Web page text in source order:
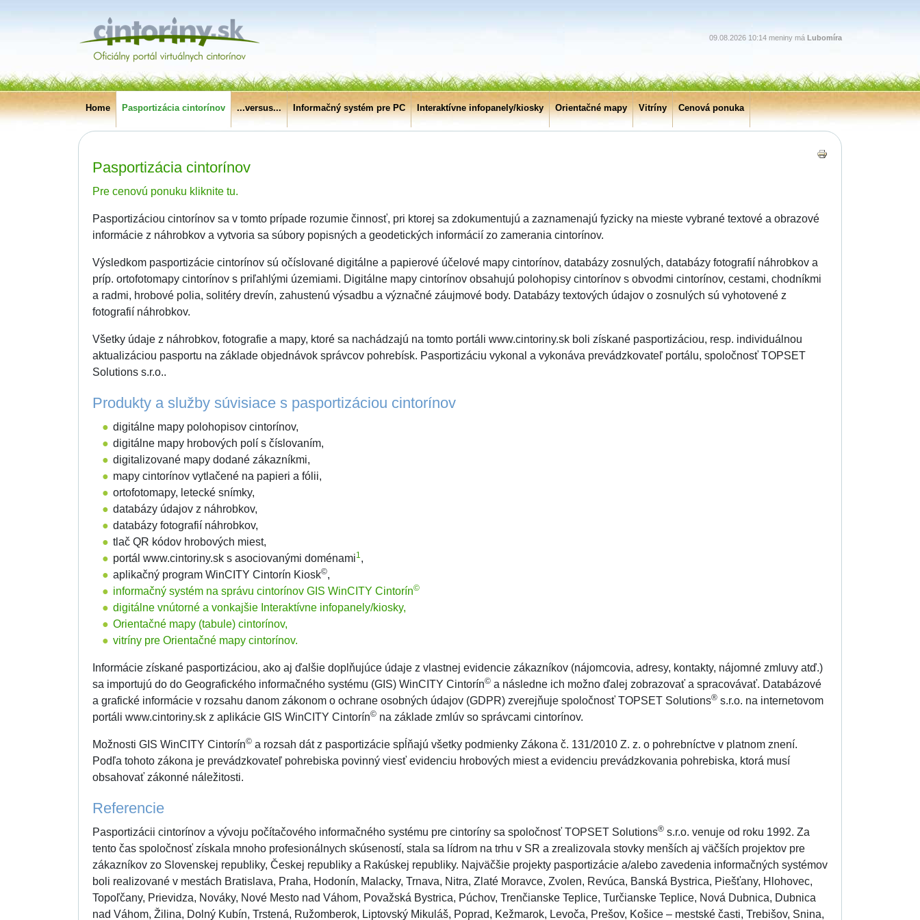
09.08.2026 10:14 meniny má Lubomíra
Home Pasportizácia cintorínov ...versus... Informačný systém pre PC Interaktívne infopanely/kiosky Orientačné mapy Vitríny Cenová ponuka
Pasportizácia cintorínov
Pre cenovú ponuku kliknite tu.
Pasportizáciou cintorínov sa v tomto prípade rozumie činnosť, pri ktorej sa zdokumentujú a zaznamenajú fyzicky na mieste vybrané textové a obrazové
informácie z náhrobkov a vytvoria sa súbory popisných a geodetických informácií zo zamerania cintorínov.
Výsledkom pasportizácie cintorínov sú očíslované digitálne a papierové účelové mapy cintorínov, databázy zosnulých, databázy fotografií náhrobkov a
príp. ortofotomapy cintorínov s priľahlými územiami. Digitálne mapy cintorínov obsahujú polohopisy cintorínov s obvodmi cintorínov, cestami, chodníkmi
a radmi, hrobové polia, solitéry drevín, zahustenú výsadbu a význačné záujmové body. Databázy textových údajov o zosnulých sú vyhotovené z
fotografií náhrobkov.
Všetky údaje z náhrobkov, fotografie a mapy, ktoré sa nachádzajú na tomto portáli www.cintoriny.sk boli získané pasportizáciou, resp. individuálnou
aktualizáciou pasportu na základe objednávok správcov pohrebísk. Pasportizáciu vykonal a vykonáva prevádzkovateľ portálu, spoločnosť TOPSET
Solutions s.r.o..
Produkty a služby súvisiace s pasportizáciou cintorínov
digitálne mapy polohopisov cintorínov,
digitálne mapy hrobových polí s číslovaním,
digitalizované mapy dodané zákazníkmi,
mapy cintorínov vytlačené na papieri a fólii,
ortofotomapy, letecké snímky,
databázy údajov z náhrobkov,
databázy fotografií náhrobkov,
tlač QR kódov hrobových miest,
portál www.cintoriny.sk s asociovanými doménami1,
aplikačný program WinCITY Cintorín Kiosk©,
informačný systém na správu cintorínov GIS WinCITY Cintorín©
digitálne vnútorné a vonkajšie Interaktívne infopanely/kiosky,
Orientačné mapy (tabule) cintorínov,
vitríny pre Orientačné mapy cintorínov.
Informácie získané pasportizáciou, ako aj ďalšie doplňujúce údaje z vlastnej evidencie zákazníkov (nájomcovia, adresy, kontakty, nájomné zmluvy atď.)
sa importujú do do Geografického informačného systému (GIS) WinCITY Cintorín© a následne ich možno ďalej zobrazovať a spracovávať. Databázové
a grafické informácie v rozsahu danom zákonom o ochrane osobných údajov (GDPR) zverejňuje spoločnosť TOPSET Solutions® s.r.o. na internetovom
portáli www.cintoriny.sk z aplikácie GIS WinCITY Cintorín© na základe zmlúv so správcami cintorínov.
Možnosti GIS WinCITY Cintorín© a rozsah dát z pasportizácie spĺňajú všetky podmienky Zákona č. 131/2010 Z. z. o pohrebníctve v platnom znení.
Podľa tohoto zákona je prevádzkovateľ pohrebiska povinný viesť evidenciu hrobových miest a evidenciu prevádzkovania pohrebiska, ktorá musí
obsahovať zákonné náležitosti.
Referencie
Pasportizácii cintorínov a vývoju počítačového informačného systému pre cintoríny sa spoločnosť TOPSET Solutions® s.r.o. venuje od roku 1992. Za
tento čas spoločnosť získala mnoho profesionálnych skúseností, stala sa lídrom na trhu v SR a zrealizovala stovky menších aj väčších projektov pre
zákazníkov zo Slovenskej republiky, Českej republiky a Rakúskej republiky. Najväčšie projekty pasportizácie a/alebo zavedenia informačných systémov
boli realizované v mestách Bratislava, Praha, Hodonín, Malacky, Trnava, Nitra, Zlaté Moravce, Zvolen, Revúca, Banská Bystrica, Piešťany, Hlohovec,
Topoľčany, Prievidza, Nováky, Nové Mesto nad Váhom, Považská Bystrica, Púchov, Trenčianske Teplice, Turčianske Teplice, Nová Dubnica, Dubnica
nad Váhom, Žilina, Dolný Kubín, Trstená, Ružomberok, Liptovský Mikuláš, Poprad, Kežmarok, Levoča, Prešov, Košice – mestské časti, Trebišov, Snina,